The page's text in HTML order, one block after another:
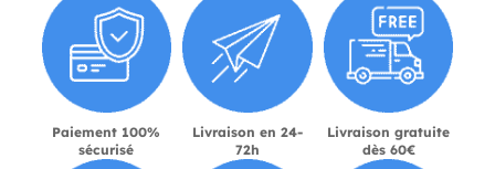
Paiement 100%
sécurisé
Livraison en 24-
72h
Livraison gratuite
dès 60€